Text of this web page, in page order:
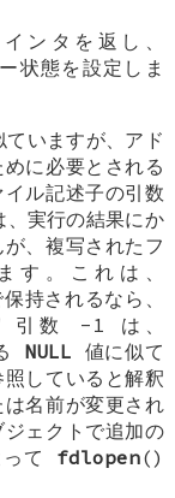
ンタを返し、
状態を設定しま
いますが、アド
に必要とされる
ル記述子の引数
実行の結果にか
、複写されたフ
す。これは、
持されるなら、
引数 -1 は、
NULL 値に似て
していると解釈
名前が変更され
ェクトで追加の
て fdlopen()